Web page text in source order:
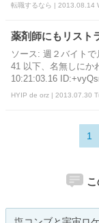
転職するなら | 2013.08.14
薬剤師にもリスト
ソース: 週２バイト
41 以下、名無しにか
10:21:03.16
HYIP de orz | 2013.07.30
1